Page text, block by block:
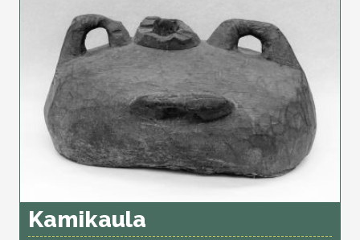
Kamikaula